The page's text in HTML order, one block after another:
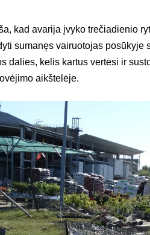
kad avarija įvyko trečiadienio
sumanęs vairuotojas posūkyje
dalies, kelis kartus vertėsi ir
aikštelėje.